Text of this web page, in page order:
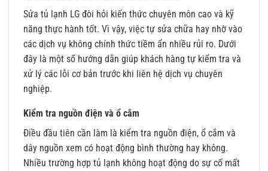
Sửa tủ lạnh LG đòi hỏi kiến thức chuyên môn cao và kỹ
năng thực hành tốt. Vì vậy, việc tự sửa chữa hay nhờ vào
các dịch vụ không chính thức tiềm ẩn nhiều rủi ro. Dưới
đây là một số hướng dẫn giúp khách hàng tự kiểm tra và
xử lý các lỗi cơ bản trước khi liên hệ dịch vụ chuyên
nghiệp.
Kiểm tra nguồn điện và ổ cắm
Điều đầu tiên cần làm là kiểm tra nguồn điện, ổ cắm và
dây nguồn xem có hoạt động bình thường hay không.
Nhiều trường hợp tủ lạnh không hoạt động do sự cố mất